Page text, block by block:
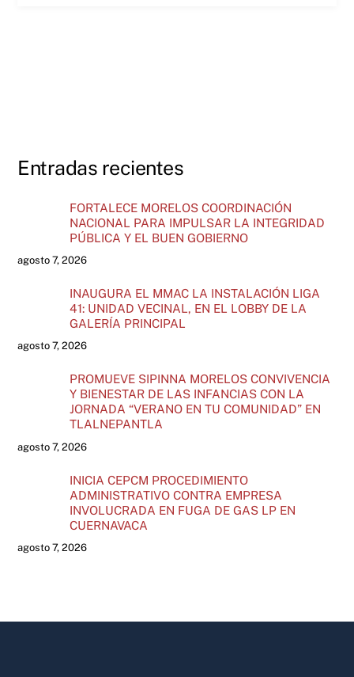
Entradas recientes
FORTALECE MORELOS COORDINACIÓN
NACIONAL PARA IMPULSAR LA INTEGRIDAD
PÚBLICA Y EL BUEN GOBIERNO
agosto 7, 2026
INAUGURA EL MMAC LA INSTALACIÓN LIGA
41: UNIDAD VECINAL, EN EL LOBBY DE LA
GALERÍA PRINCIPAL
agosto 7, 2026
PROMUEVE SIPINNA MORELOS CONVIVENCIA
Y BIENESTAR DE LAS INFANCIAS CON LA
JORNADA “VERANO EN TU COMUNIDAD” EN
TLALNEPANTLA
agosto 7, 2026
INICIA CEPCM PROCEDIMIENTO
ADMINISTRATIVO CONTRA EMPRESA
INVOLUCRADA EN FUGA DE GAS LP EN
CUERNAVACA
agosto 7, 2026